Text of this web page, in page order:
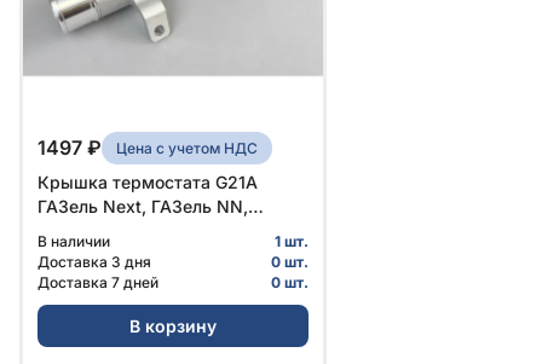
1497 ₽ Цена с учетом НДС
Крышка термостата G21A
ГАЗель Next, ГАЗель NN,
Foton
В наличии
1 шт.
Доставка 3 дня
0 шт.
Доставка 7 дней
0 шт.
В корзину